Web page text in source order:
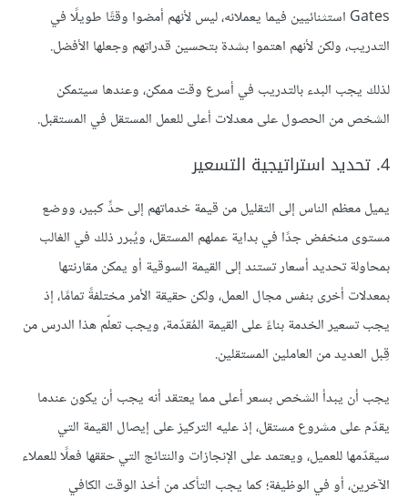
Gates استثنائيين فيما يعملانه، ليس لأنهم أمضوا وقتًا طويلًا في
التدريب، ولكن لأنهم اهتموا بشدة بتحسين قدراتهم وجعلها الأفضل.
لذلك يجب البدء بالتدريب في أسرع وقت ممكن، وعندها سيتمكن
الشخص من الحصول على معدلات أعلى للعمل المستقل في المستقبل.
4. تحديد استراتيجية التسعير
يميل معظم الناس إلى التقليل من قيمة خدماتهم إلى حدٍّ كبير، ووضع
مستوى منخفض جدًا في بداية عملهم المستقل، ويُبرر ذلك في الغالب
بمحاولة تحديد أسعار تستند إلى القيمة السوقية أو يمكن مقارنتها
بمعدلات أخرى بنفس مجال العمل، ولكن حقيقة الأمر مختلفةً تمامًا، إذ
يجب تسعير الخدمة بناءً على القيمة المُقدّمة، ويجب تعلّم هذا الدرس من
قِبل العديد من العاملين المستقلين.
يجب أن يبدأ الشخص بسعر أعلى مما يعتقد أنه يجب أن يكون عندما
يقدّم على مشروع مستقل، إذ عليه التركيز على إيصال القيمة التي
سيقدّمها للعميل، ويعتمد على الإنجازات والنتائج التي حققها فعلًا للعملاء
الآخرين، أو في الوظيفة؛ كما يجب التأكد من أخذ الوقت الكافي